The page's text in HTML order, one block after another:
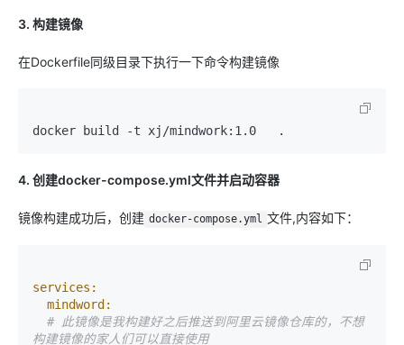
3. 构建镜像
在Dockerfile同级目录下执行一下命令构建镜像
4. 创建docker-compose.yml文件并启动容器
镜像构建成功后，创建 docker-compose.yml 文件,内容如下：
services:
mindword:
# 此镜像是我构建好之后推送到阿里云镜像仓库的，不想
构建镜像的家人们可以直接使用